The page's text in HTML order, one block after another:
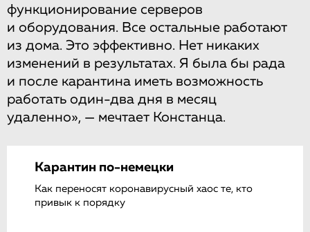
функционирование серверов
и оборудования. Все остальные работают
из дома. Это эффективно. Нет никаких
изменений в результатах. Я была бы рада
и после карантина иметь возможность
работать один-два дня в месяц
удаленно», — мечтает Констанца.
Карантин по-немецки
Как переносят коронавирусный хаос те, кто
привык к порядку